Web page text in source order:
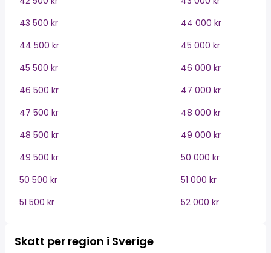
43 500 kr
44 000 kr
44 500 kr
45 000 kr
45 500 kr
46 000 kr
46 500 kr
47 000 kr
47 500 kr
48 000 kr
48 500 kr
49 000 kr
49 500 kr
50 000 kr
50 500 kr
51 000 kr
51 500 kr
52 000 kr
Skatt per region i Sverige